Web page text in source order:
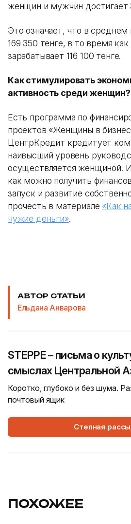
женщин и мужчин достигает
Это означает, что в
169 350 тенге, в то время
зарабатывает 116 100 тенге.
Как стимулировать
активность среди женщин?
Есть программа по
проектов «Женщины в
ЦентрКредит кредитует
наивысший уровень
осуществляется женщиной.
как можно получить
запуск и развитие
прочесть в материале «Как
чужие деньги».
АВТОР СТАТЬИ
Ельдана Анварова
STEPPE – письма о
смыслах Центральной
Коротко, глубоко и без шума.
почтовый ящик
Степная
ПОХОЖЕЕ